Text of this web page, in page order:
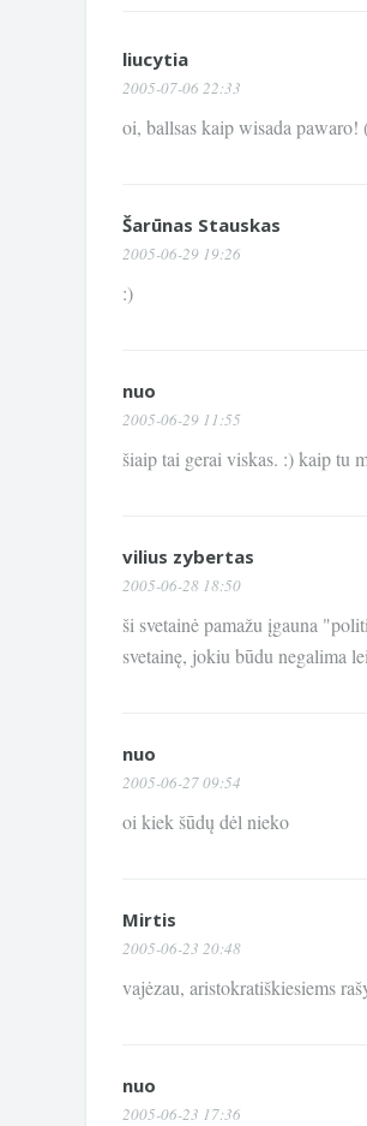
liucytia
2005-07-06 22:33
oi, ballsas kaip wisada pawaro!
Šarūnas Stauskas
2005-06-29 19:26
:)
nuo
2005-06-29 11:55
šiaip tai gerai viskas. :) kaip tu
vilius zybertas
2005-06-28 18:50
ši svetainė pamažu įgauna
svetainę, jokiu būdu negalima
nuo
2005-06-27 09:54
oi kiek šūdų dėl nieko
Mirtis
2005-06-23 20:48
vajėzau, aristokratiškiesiems
nuo
2005-06-23 17:36